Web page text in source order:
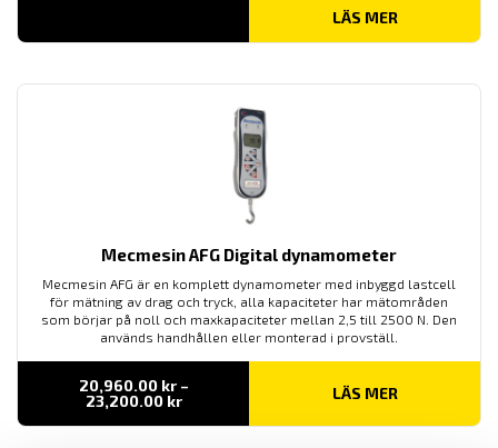
LÄS MER
Mecmesin AFG Digital dynamometer
Mecmesin AFG är en komplett dynamometer med inbyggd lastcell
för mätning av drag och tryck, alla kapaciteter har mätområden
som börjar på noll och maxkapaciteter mellan 2,5 till 2500 N. Den
används handhållen eller monterad i provställ.
20,960.00 kr –
23,200.00 krPrisintervall:
till
LÄS MER